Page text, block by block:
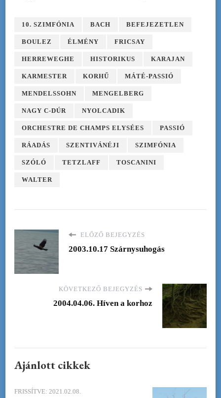
10. SZIMFÓNIA BACH BEFEJEZETLEN
BOULEZ ÉLMÉNY FRICSAY
HERREWEGHE HISTORIKUS KARAJAN
KARMESTER KORHŰ MÁTÉ-PASSIÓ
MENDELSSOHN MENGELBERG
NAGY C-DÚR NYOLCADIK
ORCHESTRE DE CHAMPS ELYSÉES PASSIÓ
RÁADÁS SZENTIVÁNÉJI SZIMFÓNIA
SZÓLÓ TETZLAFF TOSCANINI
WALTER
ELŐZŐ BEJEGYZÉS
2003.10.17 Szárnysuhogás
KÖVETKEZŐ BEJEGYZÉS
2004.04.06. Híven a korhoz
Ajánlott cikkek
FRISSÍTVE: 2021.02.08.